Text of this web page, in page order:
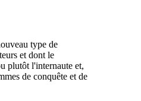
type de
et dont le
plutôt l'internaute et,
de conquête et de